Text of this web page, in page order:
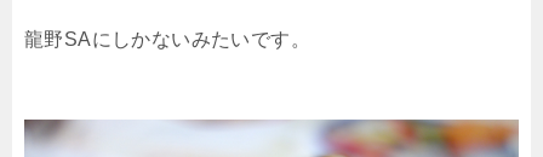
龍野SAにしかないみたいです。